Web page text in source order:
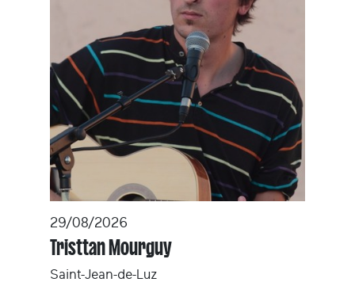
29/08/2026
Tristtan Mourguy
Saint-Jean-de-Luz